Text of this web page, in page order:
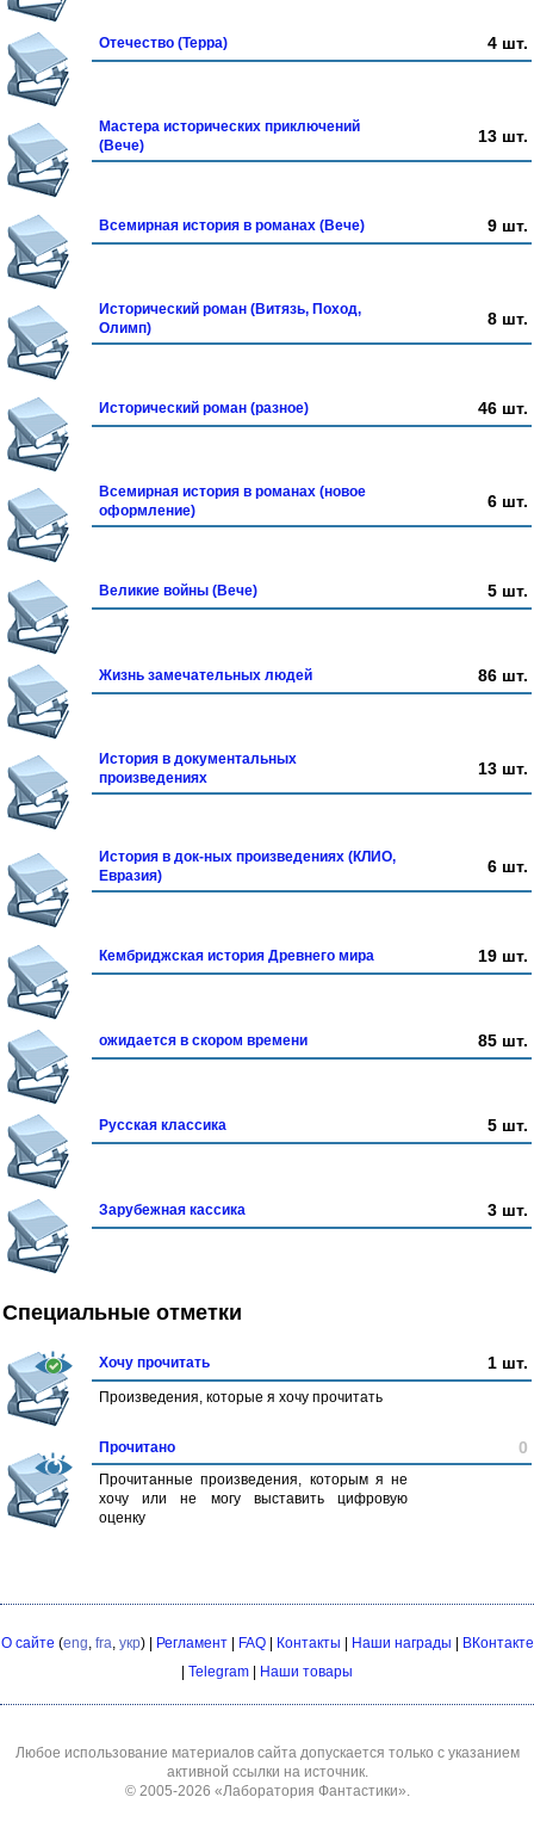
Отечество (Терра) 4 шт.
Мастера исторических приключений
(Вече)
13 шт.
Всемирная история в романах (Вече) 9 шт.
Исторический роман (Витязь, Поход,
Олимп)
8 шт.
Исторический роман (разное) 46 шт.
Всемирная история в романах (новое
оформление)
6 шт.
Великие войны (Вече) 5 шт.
Жизнь замечательных людей 86 шт.
История в документальных
произведениях
13 шт.
История в док-ных произведениях (КЛИО,
Евразия)
6 шт.
Кембриджская история Древнего мира 19 шт.
ожидается в скором времени 85 шт.
Русская классика 5 шт.
Зарубежная кассика 3 шт.
Специальные отметки
Хочу прочитать 1 шт.
Произведения, которые я хочу прочитать
Прочитано 0
Прочитанные произведения, которым я не
хочу или не могу выставить цифровую
оценку
О сайте (eng, fra, укр) | Регламент| FAQ| Контакты Наши награды
ВКонтакте
Telegram Наши товары
Любое использование материалов сайта допускается только с указанием
активной ссылки на источник.
© 2005-2026 «Лаборатория Фантастики».